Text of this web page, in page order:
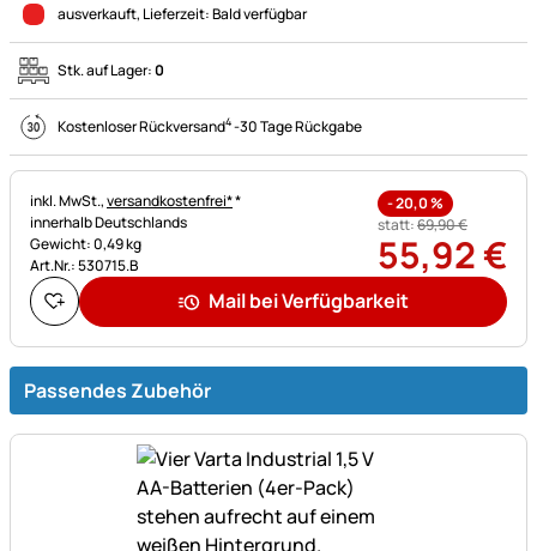
ausverkauft, Lieferzeit:Bald verfügbar
Stk. auf Lager:0
Kostenloser Rückversand4-30 Tage Rückgabe
Steuerhinweis:
inkl. MwSt.,versandkostenfrei**
innerhalb Deutschlands
Gewicht: 0,49 kg
Art.Nr.: 530715.B
-20,0%
statt:69,90€
55,92€
Mail bei Verfügbarkeit
Passendes Zubehör